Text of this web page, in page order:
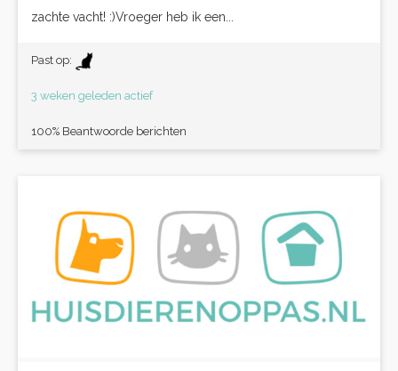
zachte vacht! :)Vroeger heb ik een...
Past op:
3 weken geleden actief
100% Beantwoorde berichten